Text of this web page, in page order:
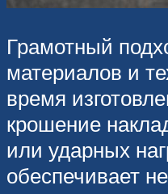
Грамотный
материалов и
время
крошение
или ударных
обеспечивает